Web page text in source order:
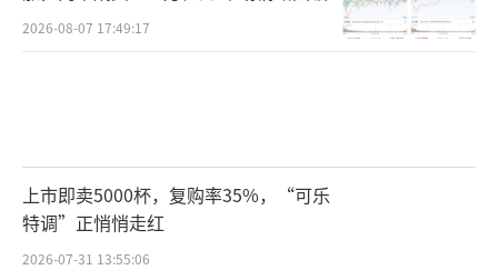
2026-08-07 17:49:17
上市即卖5000杯，复购率35%，“可乐
特调”正悄悄走红
2026-07-31 13:55:06